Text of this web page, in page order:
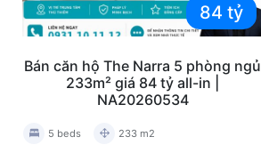
84 tỷ
Bán căn hộ The Narra 5 phòng ngủ
233m² giá 84 tỷ all-in |
NA20260534
5 beds 233 m2